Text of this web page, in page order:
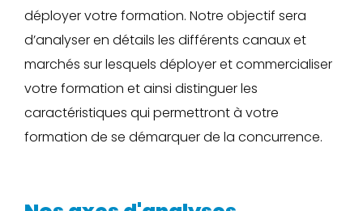
déployer votre formation. Notre objectif sera
d’analyser en détails les différents canaux et
marchés sur lesquels déployer et commercialiser
votre formation et ainsi distinguer les
caractéristiques qui permettront à votre
formation de se démarquer de la concurrence.